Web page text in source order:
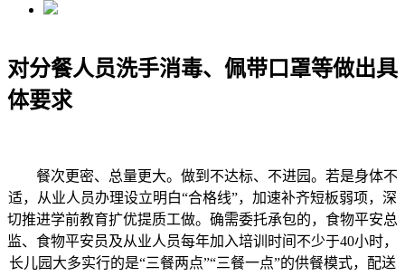
对分餐人员洗手消毒、佩带口罩等做出具
体要求
餐次更密、总量更大。做到不达标、不进园。若是身体不
适，从业人员办理设立明白“合格线”，加速补齐短板弱项，深
切推进学前教育扩优提质工做。确需委托承包的，食物平安总
监、食物平安员及从业人员每年加入培训时间不少于40小时，
长儿园大多实行的是“三餐两点”“三餐一点”的供餐模式，配送